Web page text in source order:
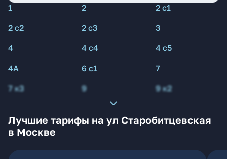
1 2
2 с1
2 с2
2 с3
3
4
4 с4
4 с5
4А
6 с1
7
7 к3
9 9 к2
Лучшие тарифы на ул Старобитцевская
в Москве